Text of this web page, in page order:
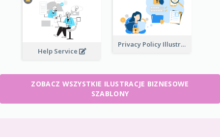
Privacy Policy Illustration
Help Service
ZOBACZ WSZYSTKIE ILUSTRACJE BIZNESOWE
SZABLONY